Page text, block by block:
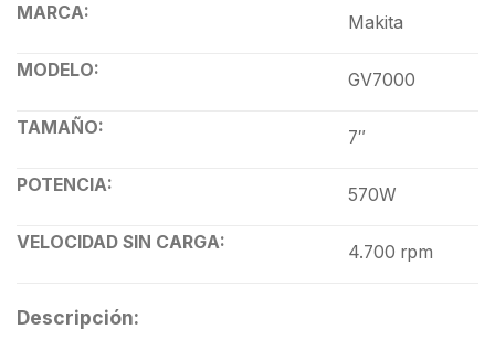
MARCA:
Makita
MODELO:
GV7000
TAMAÑO:
7″
POTENCIA:
570W
VELOCIDAD SIN CARGA:
4.700 rpm
Descripción: